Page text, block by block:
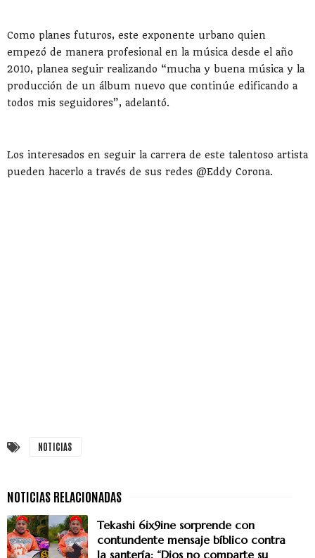
Como planes futuros, este exponente urbano quien
empezó de manera profesional en la música desde el año
2010, planea seguir realizando “mucha y buena música y la
producción de un álbum nuevo que continúe edificando a
todos mis seguidores”, adelantó.
Los interesados en seguir la carrera de este talentoso artista
pueden hacerlo a través de sus redes @Eddy Corona.
NOTICIAS
Tekashi 6ix9ine sorprende con
contundente mensaje bíblico contra
la santería: “Dios no comparte su